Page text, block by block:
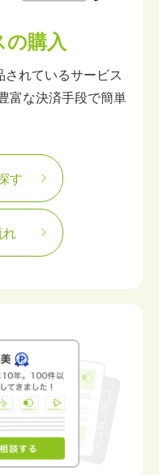
の購入
れているサービス
富な決済手段で簡単
す
れ